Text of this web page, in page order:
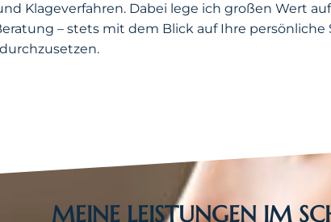
Klageverfahren. Dabei lege ich großen Wert
– stets mit dem Blick auf Ihre persönliche
MEINE LEISTUNGEN IM